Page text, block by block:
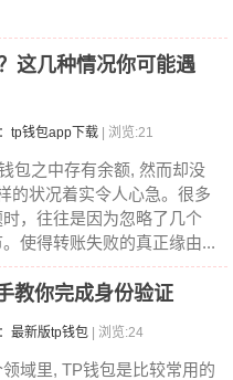
这几种情况你可能遇
tp钱包app下载 | 浏览:21
包之中存有余额, 然而却没
的状况着实令人心急。很多
，往往是因为忽略了几个
使得转账失败的真正缘由...
教你完成身份验证
最新版tp钱包 | 浏览:24
域里, TP钱包是比较常用的